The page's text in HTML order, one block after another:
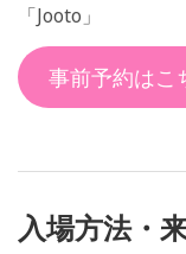
「Jooto」
事前予約はこ
入場方法・